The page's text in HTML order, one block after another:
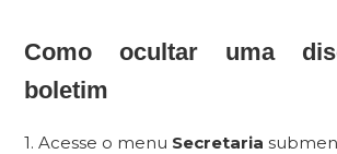
Como ocultar uma
boletim
1. Acesse o menu Secretaria